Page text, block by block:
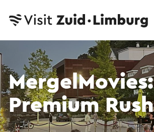
MergelMovies:
Premium Rush